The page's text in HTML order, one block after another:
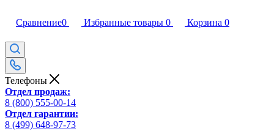
Сравнение0 Избранные товары 0 Корзина 0
Телефоны
Отдел продаж:
8 (800) 555-00-14
Отдел гарантии:
8 (499) 648-97-73